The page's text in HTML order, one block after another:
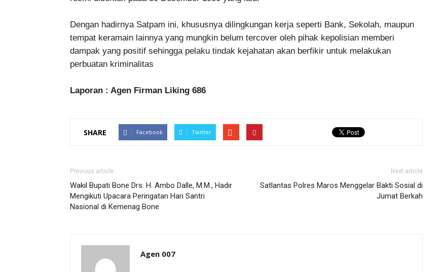
Dengan hadirnya Satpam ini, khususnya dilingkungan kerja seperti Bank, Sekolah, maupun
tempat keramain lainnya yang mungkin belum tercover oleh pihak kepolisian memberi
dampak yang positif sehingga pelaku tindak kejahatan akan berfikir untuk melakukan
perbuatan kriminalitas
Laporan : Agen Firman Liking 686
SHARE Facebook Twitter
Previous article
Wakil Bupati Bone Drs. H. Ambo Dalle, M.M., Hadir
Mengikuti Upacara Peringatan Hari Santri
Nasional di Kemenag Bone
Next article
Satlantas Polres Maros Menggelar Bakti Sosial di
Jumat Berkah
Agen 007